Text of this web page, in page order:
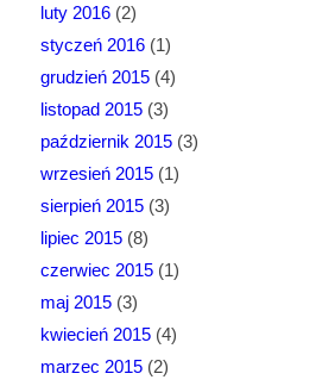
luty 2016(2)
styczeń 2016(1)
grudzień 2015(4)
listopad 2015(3)
październik 2015(3)
wrzesień 2015(1)
sierpień 2015(3)
lipiec 2015(8)
czerwiec 2015(1)
maj 2015(3)
kwiecień 2015(4)
marzec 2015(2)